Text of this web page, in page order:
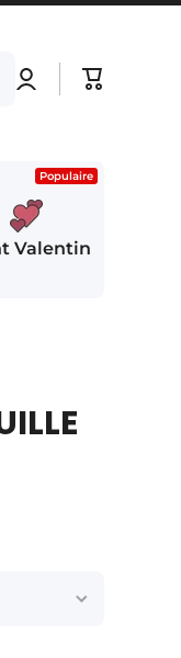
ConnexionPanier
Valentin
Populaire